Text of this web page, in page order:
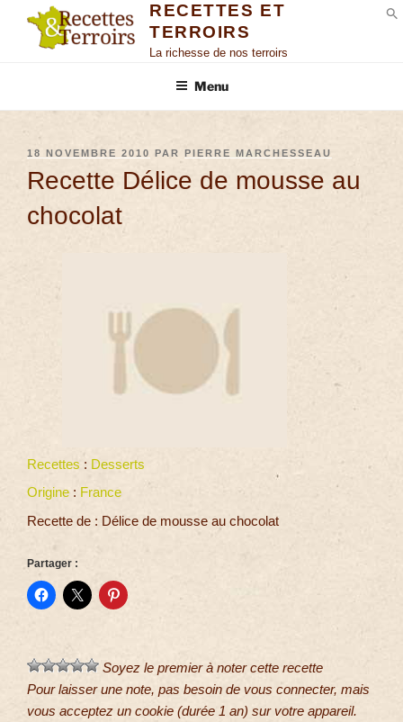
RECETTES ET
TERROIRS
La richesse de nos terroirs
Menu
18 NOVEMBRE 2010 PAR PIERRE MARCHESSEAU
Recette Délice de mousse au
chocolat
Recettes : Desserts
Origine : France
Recette de : Délice de mousse au chocolat
Partager :
Soyez le premier à noter cette recette
Pour laisser une note, pas besoin de vous connecter, mais
vous acceptez un cookie (durée 1 an) sur votre appareil.